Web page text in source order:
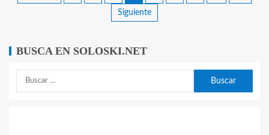
Siguiente
BUSCA EN SOLOSKI.NET